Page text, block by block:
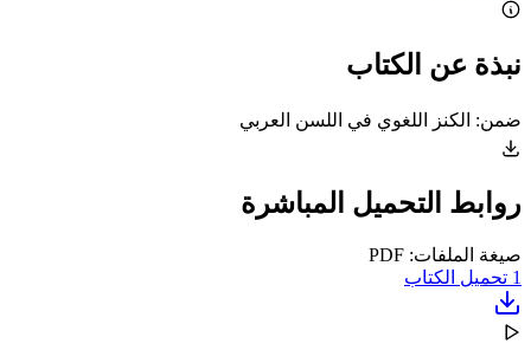
نبذة عن الكتاب
ضمن: الكنز اللغوي في اللسن العربي
روابط التحميل المباشرة
صيغة الملفات: PDF
1 تحميل الكتاب